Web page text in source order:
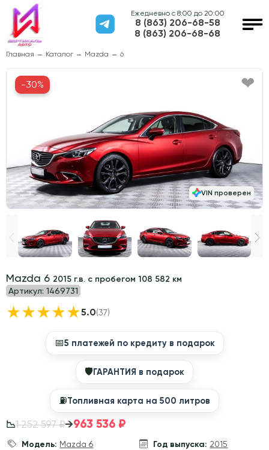
Ежедневно с 8:00 до 20:00
8 (863) 206-68-58
8 (863) 206-68-68
Главная Каталог Mazda 6
Mazda 6 2015 г.в. с пробегом 108 582 км
Артикул: 1469731
★★★★★5.0(37)
📅5 платежей по кредиту в подарок
🛡ГАРАНТИЯ в подарок
⛽️Топливная карта на 500 литров
📉1 252 597 ₽→963 536 ₽
Модель: Mazda 6 Год выпуска: 2015
VIN проверен
-30%